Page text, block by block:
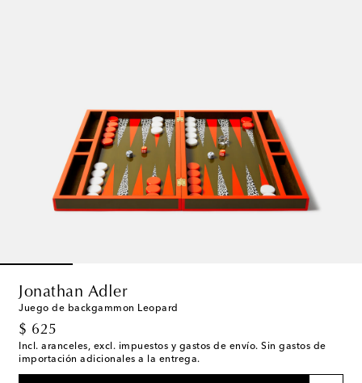
Jonathan Adler
Juego de backgammon Leopard
$ 625
original price
Incl. aranceles, excl. impuestos y gastos de envío. Sin gastos de
importación adicionales a la entrega.